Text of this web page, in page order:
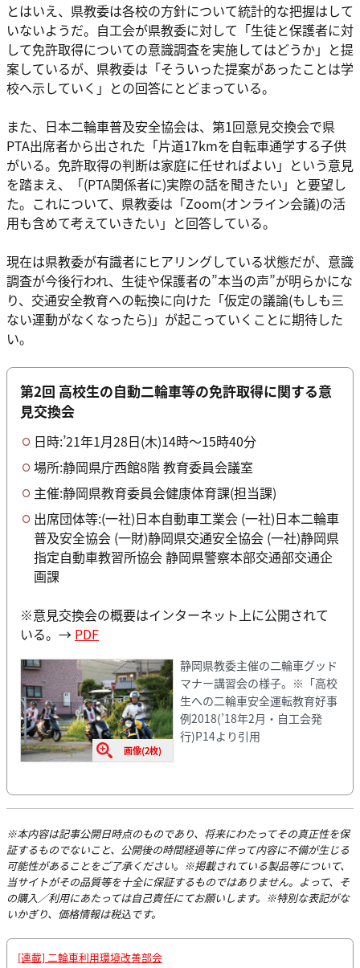
とはいえ、県教委は各校の方針について統計的な把握はして
いないようだ。自工会が県教委に対して「生徒と保護者に対
して免許取得についての意識調査を実施してはどうか」と提
案しているが、県教委は「そういった提案があったことは学
校へ示していく」との回答にとどまっている。
また、日本二輪車普及安全協会は、第1回意見交換会で県
PTA出席者から出された「片道17kmを自転車通学する子供
がいる。免許取得の判断は家庭に任せればよい」という意見
を踏まえ、「(PTA関係者に)実際の話を聞きたい」と要望し
た。これについて、県教委は「Zoom(オンライン会議)の活
用も含めて考えていきたい」と回答している。
現在は県教委が有識者にヒアリングしている状態だが、意識
調査が今後行われ、生徒や保護者の”本当の声”が明らかにな
り、交通安全教育への転換に向けた「仮定の議論(もしも三
ない運動がなくなったら)」が起こっていくことに期待した
い。
第2回 高校生の自動二輪車等の免許取得に関する意
見交換会
日時:’21年1月28日(木)14時～15時40分
場所:静岡県庁西館8階 教育委員会議室
主催:静岡県教育委員会健康体育課(担当課)
出席団体等:(一社)日本自動車工業会 (一社)日本二輪車
普及安全協会 (一財)静岡県交通安全協会 (一社)静岡県
指定自動車教習所協会 静岡県警察本部交通部交通企
画課
※意見交換会の概要はインターネット上に公開されて
いる。→ PDF
画像(2枚)
静岡県教委主催の二輪車グッド
マナー講習会の様子。※「高校
生への二輪車安全運転教育好事
例2018(’18年2月・自工会発
行)P14より引用
※本内容は記事公開日時点のものであり、将来にわたってその真正性を保
証するものでないこと、公開後の時間経過等に伴って内容に不備が生じる
可能性があることをご了承ください。※掲載されている製品等について、
当サイトがその品質等を十全に保証するものではありません。よって、そ
の購入／利用にあたっては自己責任にてお願いします。※特別な表記がな
いかぎり、価格情報は税込です。
[連載] 二輪車利用環境改善部会